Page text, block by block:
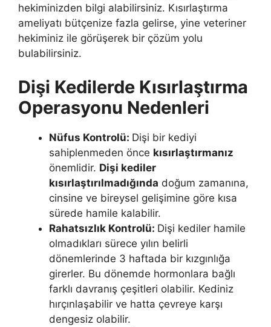
hekiminizden bilgi alabilirsiniz. Kısırlaştırma
ameliyatı bütçenize fazla gelirse, yine veteriner
hekiminiz ile görüşerek bir çözüm yolu
bulabilirsiniz.
Dişi Kedilerde Kısırlaştırma
Operasyonu Nedenleri
Nüfus Kontrolü: Dişi bir kediyi
sahiplenmeden önce kısırlaştırmanız
önemlidir. Dişi kediler
kısırlaştırılmadığında doğum zamanına,
cinsine ve bireysel gelişimine göre kısa
sürede hamile kalabilir.
Rahatsızlık Kontrolü: Dişi kediler hamile
olmadıkları sürece yılın belirli
dönemlerinde 3 haftada bir kızgınlığa
girerler. Bu dönemde hormonlara bağlı
farklı davranış çeşitleri olabilir. Kediniz
hırçınlaşabilir ve hatta çevreye karşı
dengesiz olabilir.